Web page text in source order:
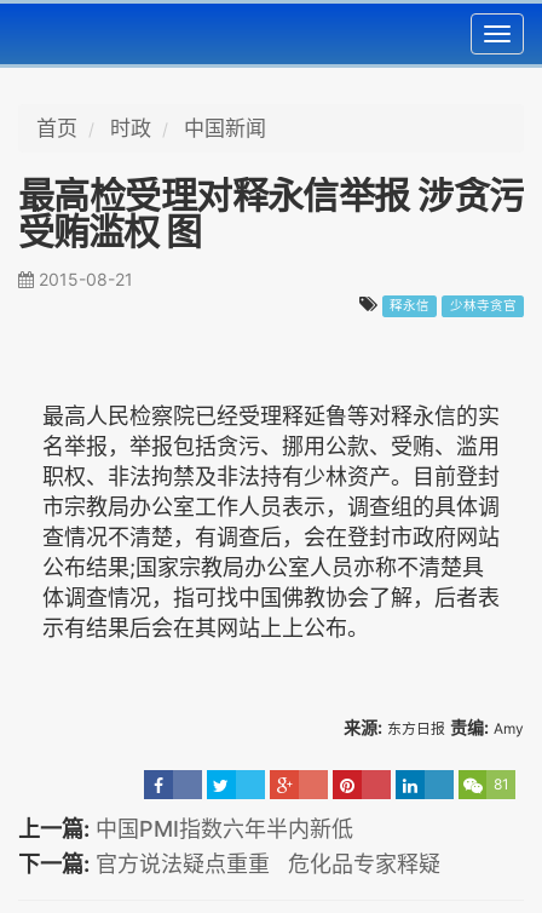
首页 时政 中国新闻
最高检受理对释永信举报 涉贪污
受贿滥权 图
2015-08-21
释永信 少林寺贪官
最高人民检察院已经受理释延鲁等对释永信的实
名举报，举报包括贪污、挪用公款、受贿、滥用
职权、非法拘禁及非法持有少林资产。目前登封
市宗教局办公室工作人员表示，调查组的具体调
查情况不清楚，有调查后，会在登封市政府网站
公布结果;国家宗教局办公室人员亦称不清楚具
体调查情况，指可找中国佛教协会了解，后者表
示有结果后会在其网站上上公布。
来源: 东方日报 责编: Amy
81
上一篇: 中国PMI指数六年半内新低
下一篇: 官方说法疑点重重 危化品专家释疑